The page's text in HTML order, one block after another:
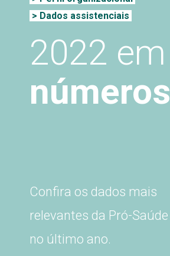
> Dados assistenciais
2022 em
números
Confira os dados mais
relevantes da Pró-Saúde
no último ano.